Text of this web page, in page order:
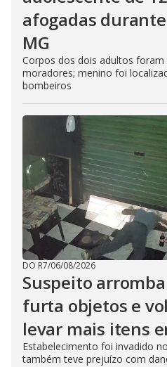
afogadas
MG
Corpos dos dois adultos
moradores; menino foi
bombeiros
DO R7/06/08/2026
Suspeito
furta objetos e
levar mais itens
Estabelecimento foi invadido
também teve prejuízo com